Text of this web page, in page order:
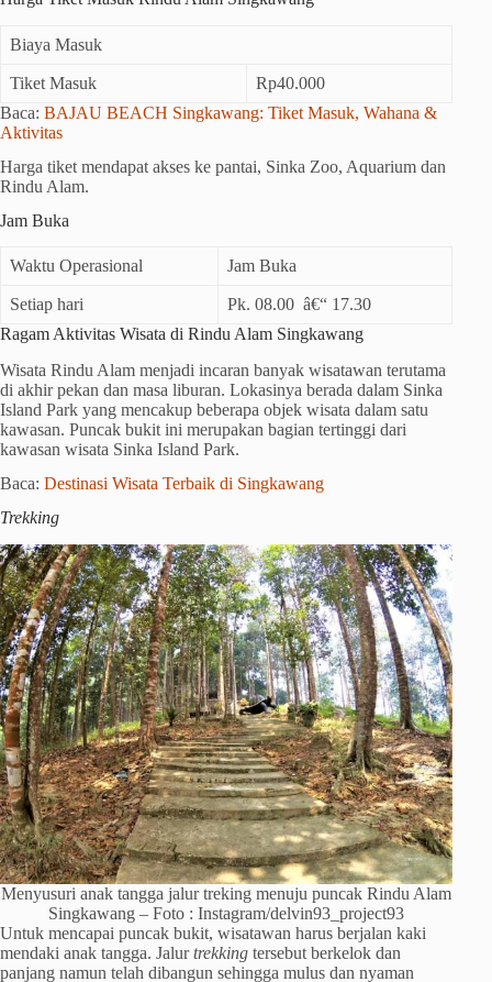
Biaya Masuk
Tiket Masuk
Rp40.000
Baca: BAJAU BEACH Singkawang: Tiket Masuk, Wahana &
Aktivitas
Harga tiket mendapat akses ke pantai, Sinka Zoo, Aquarium dan
Rindu Alam.
Jam Buka
Waktu Operasional Jam Buka
Setiap hari
Pk. 08.00 â€“ 17.30
Ragam Aktivitas Wisata di Rindu Alam Singkawang
Wisata Rindu Alam menjadi incaran banyak wisatawan terutama
di akhir pekan dan masa liburan. Lokasinya berada dalam Sinka
Island Park yang mencakup beberapa objek wisata dalam satu
kawasan. Puncak bukit ini merupakan bagian tertinggi dari
kawasan wisata Sinka Island Park.
Baca: Destinasi Wisata Terbaik di Singkawang
Trekking
Menyusuri anak tangga jalur treking menuju puncak Rindu Alam
Singkawang – Foto : Instagram/delvin93_project93
Untuk mencapai puncak bukit, wisatawan harus berjalan kaki
mendaki anak tangga. Jalurtrekking tersebut berkelok dan
panjang namun telah dibangun sehingga mulus dan nyaman